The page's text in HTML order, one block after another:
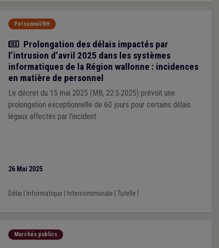
Personnel/RH
Actualité
Prolongation des délais impactés par
l’intrusion d’avril 2025 dans les systèmes
informatiques de la Région wallonne : incidences
en matière de personnel
Le décret du 15 mai 2025 (MB, 22.5.2025) prévoit une
prolongation exceptionnelle de 60 jours pour certains délais
légaux affectés par l'incident.
26 Mai 2025
Délai Informatique Intercommunale Tutelle
Marchés publics